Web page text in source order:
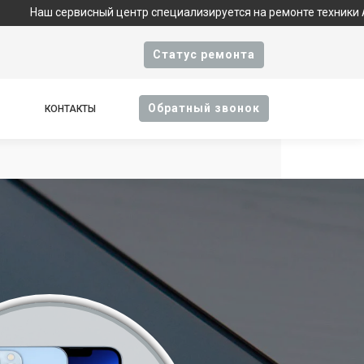
центр специализируется на ремонте техники Apple и
Cтатус ремонта
КОНТАКТЫ Oбратный звонок